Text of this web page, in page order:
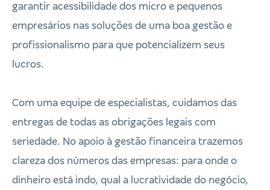
garantir acessibilidade dos micro e pequenos
empresários nas soluções de uma boa gestão e
profissionalismo para que potencializem seus
lucros.
Com uma equipe de especialistas, cuidamos das
entregas de todas as obrigações legais com
seriedade. No apoio à gestão financeira trazemos
clareza dos números das empresas: para onde o
dinheiro está indo, qual a lucratividade do negócio,